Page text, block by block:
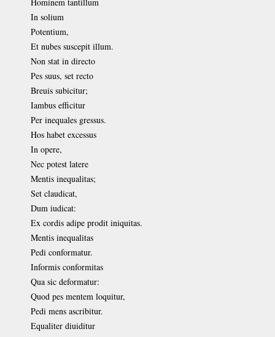
In solium
Potentium,
Et nubes suscepit illum.
Non stat in directo
Pes suus, set recto
Breuis subicitur;
Iambus efficitur
Per inequales gressus.
Hos habet excessus
In opere,
Nec potest latere
Mentis inequalitas;
Set claudicat,
Dum iudicat:
Ex cordis adipe prodit iniquitas.
Mentis inequalitas
Pedi conformatur.
Informis conformitas
Qua sic deformatur:
Quod pes mentem loquitur,
Pedi mens ascribitur.
Equaliter diuiditur